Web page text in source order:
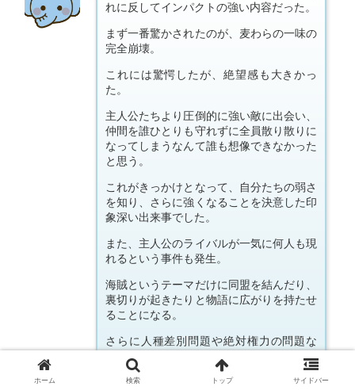
れに反してインパクトの強い内容だった。
まず一番驚かされたのが、麦わらの一味の
完全崩壊。
これには驚愕したが、絶望感も大きかっ
た。
主人公たちより圧倒的に強い敵に出会い、
仲間を誰ひとりも守れずに全員散り散りに
なってしまうなんて誰も想像できなかった
と思う。
これがきっかけとなって、自分たちの弱さ
を知り、さらに強くなることを決意した印
象深い出来事でした。
また、主人公のライバルが一気に何人も現
れるという事件も発生。
海賊というテーマだけに同盟を結んだり、
裏切りが起きたりと物語に広がりを持たせ
ることになる。
さらに人種差別問題や絶対権力の問題な
ど、内容が詰まりまくったシリーズにしば
らく釘付けになってしまった。
ホーム 検索 トップ サイドバー